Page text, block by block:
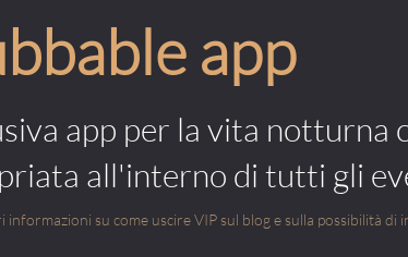
app
app per la vita notturna
all'interno di tutti gli
informazioni su come uscire VIP sul blog e sulla possibilità di